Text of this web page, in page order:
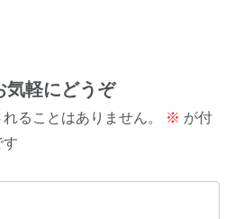
気軽にどうぞ
ることはありません。 ※ が付
す